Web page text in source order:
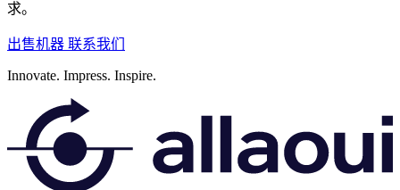
求。
出售机器 联系我们
Innovate. Impress. Inspire.